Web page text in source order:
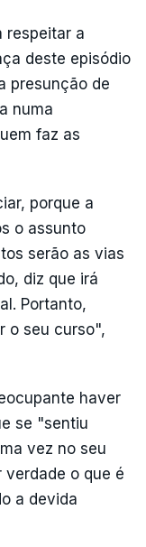
respeitar a
deste episódio
presunção de
numa
faz as
porque a
o assunto
serão as vias
diz que irá
Portanto,
o seu curso",
haver
se "sentiu
vez no seu
o que é
a devida